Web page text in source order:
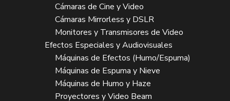
Cámaras de Cine y Video
Cámaras Mirrorless y DSLR
Monitores y Transmisores de Video
Efectos Especiales y Audiovisuales
Máquinas de Efectos (Humo/Espuma)
Máquinas de Espuma y Nieve
Máquinas de Humo y Haze
Proyectores y Video Beam